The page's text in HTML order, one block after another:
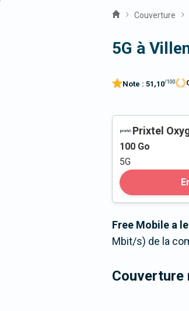
Couverture
5G à
Note : 51,10/100
Prixtel
100 Go
5G
Free Mobile a
Mbit/s) de la
Couverture